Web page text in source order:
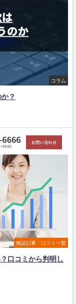
コラム
？
検証記事・口コミ一覧
口コミから判明し